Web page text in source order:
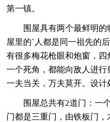
第一镇。
围屋具有两个最鲜明的
屋里的`人都是同一祖先的
有很多梅花枪眼和炮窗，
一个死角，都能向敌人进行
一夫当关，万夫莫开。设计
围屋总共有2道门：一个
门都是三重门，由铁板门